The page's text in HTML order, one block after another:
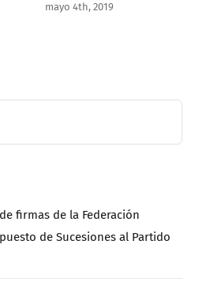
mayo 4th, 2019
firmas de la Federación
de Sucesiones al Partido